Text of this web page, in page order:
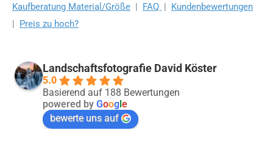
Kaufberatung Material/Größe | FAQ | Kundenbewertungen
| Preis zu hoch?
Landschaftsfotografie David Köster
5.0
Basierend auf 188 Bewertungen
powered by Google
bewerte uns auf